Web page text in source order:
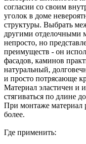
согласии со своим
уголок в доме
структуры. Выбрать
другими отделочными
непросто, но
преимуществ - он
фасадов, каминов
натуральный,
и просто потрясающе
Материал эластичен и
стягиваться по длине
При монтаже материал
более.
Где применить: